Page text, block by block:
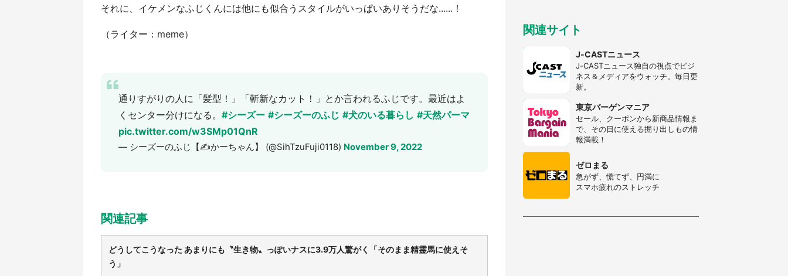
それに、イケメンなふじくんには他にも似合うスタイルがいっぱいありそうだな......！
（ライター：meme）
通りすがりの人に「髪型！」「斬新なカット！」とか言われるふじです。最近はよ
くセンター分けになる。 #シーズー #シーズーのふじ #犬のいる暮らし #天然パーマ
pic.twitter.com/w3SMp01QnR
— シーズーのふじ【✍️かーちゃん】 (@SihTzuFuji0118) November 9, 2022
関連記事
どうしてこうなった あまりにも〝生き物〟っぽいナスに3.9万人驚がく「そのまま精霊馬に使えそ
う」
関連サイト
J-CASTニュース
J-CASTニュース独自の視点でビジ
ネス＆メディアをウォッチ。毎日更
新。
東京バーゲンマニア
セール、クーポンから新商品情報ま
で、その日に使える掘り出しもの情
報満載！
ゼロまる
急がず、慌てず、円満に
スマホ疲れのストレッチ